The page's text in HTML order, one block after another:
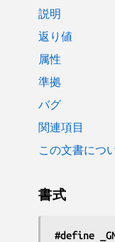
説明
返り値
属性
準拠
バグ
関連項目
この文書につ
書式
#define